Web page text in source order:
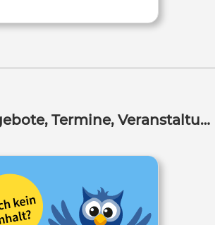
Bildungsangebote, Termine, Veranstaltungen